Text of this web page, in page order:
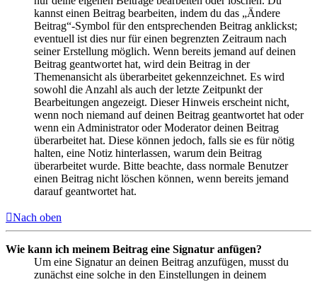
kannst einen Beitrag bearbeiten, indem du das „Ändere
Beitrag“-Symbol für den entsprechenden Beitrag anklickst;
eventuell ist dies nur für einen begrenzten Zeitraum nach
seiner Erstellung möglich. Wenn bereits jemand auf deinen
Beitrag geantwortet hat, wird dein Beitrag in der
Themenansicht als überarbeitet gekennzeichnet. Es wird
sowohl die Anzahl als auch der letzte Zeitpunkt der
Bearbeitungen angezeigt. Dieser Hinweis erscheint nicht,
wenn noch niemand auf deinen Beitrag geantwortet hat oder
wenn ein Administrator oder Moderator deinen Beitrag
überarbeitet hat. Diese können jedoch, falls sie es für nötig
halten, eine Notiz hinterlassen, warum dein Beitrag
überarbeitet wurde. Bitte beachte, dass normale Benutzer
einen Beitrag nicht löschen können, wenn bereits jemand
darauf geantwortet hat.
Nach oben
Wie kann ich meinem Beitrag eine Signatur anfügen?
Um eine Signatur an deinen Beitrag anzufügen, musst du
zunächst eine solche in den Einstellungen in deinem